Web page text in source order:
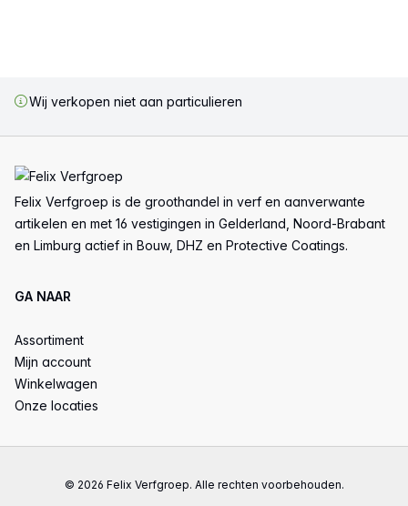
Wij verkopen niet aan particulieren
Felix Verfgroep is de groothandel in verf en aanverwante
artikelen en met 16 vestigingen in Gelderland, Noord-Brabant
en Limburg actief in Bouw, DHZ en Protective Coatings.
GA NAAR
Assortiment
Mijn account
Winkelwagen
Onze locaties
© 2026 Felix Verfgroep. Alle rechten voorbehouden.